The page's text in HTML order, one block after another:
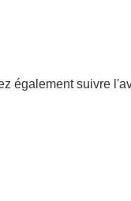
également suivre